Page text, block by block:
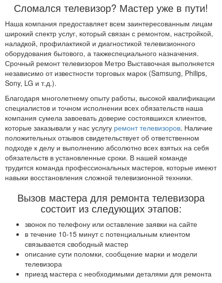
Сломался телевизор? Мастер уже в пути!
Наша компания предоставляет всем заинтересованным лицам
широкий спектр услуг, который связан с ремонтом, настройкой,
наладкой, профилактикой и диагностикой телевизионного
оборудования бытового, а такжеспециального назначения.
Срочный ремонт телевизоров Метро Выставочная выполняется
независимо от известности торговых марок (Samsung, Philips,
Sony, LG и т.д.).
Благодаря многолетнему опыту работы, высокой квалификации
специалистов и точном исполнении всех обязательств наша
компания сумела завоевать доверие состоявшихся клиентов,
которые заказывали у нас услугу ремонт телевизоров. Наличие
положительных отзывов свидетельствует об ответственном
подходе к делу и выполнению абсолютно всех взятых на себя
обязательств в установленные сроки. В нашей команде
трудится команда профессиональных мастеров, которые имеют
навыки восстановления сложной телевизионной техники.
Вызов мастера для ремонта телевизора
состоит из следующих этапов:
звонок по телефону или оставление заявки на сайте
в течение 10-15 минут с потенциальным клиентом
связывается свободный мастер
описание сути поломки, сообщение марки и модели
телевизора
приезд мастера с необходимыми деталями для ремонта